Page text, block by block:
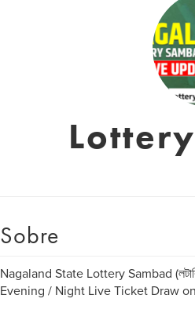
Sobre
Nagaland State Lottery Sambad
Evening / Night Live Ticket Draw